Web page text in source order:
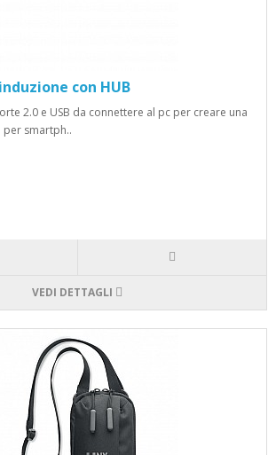
con HUB
2.0 e USB da connettere al pc per creare una
per smartph..
VEDI DETTAGLI